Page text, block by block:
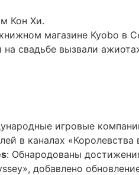
Кон Хи.
магазине Kyobo в
свадьбе вызвали
игровые
в каналах «Королевства
: Обнародованы
добавлено